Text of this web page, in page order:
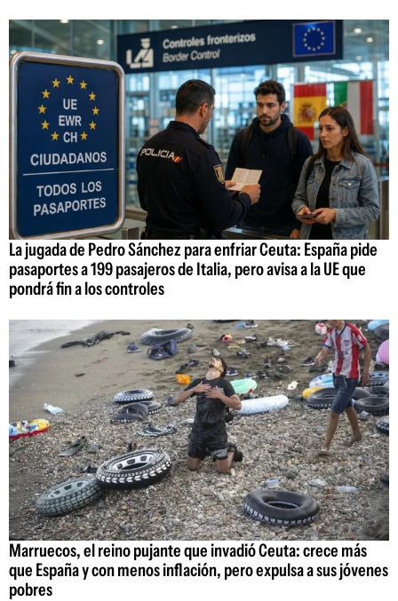
La jugada de Pedro Sánchez para enfriar Ceuta: España pide
pasaportes a 199 pasajeros de Italia, pero avisa a la UE que
pondrá fin a los controles
Marruecos, el reino pujante que invadió Ceuta: crece más
que España y con menos inflación, pero expulsa a sus jóvenes
pobres